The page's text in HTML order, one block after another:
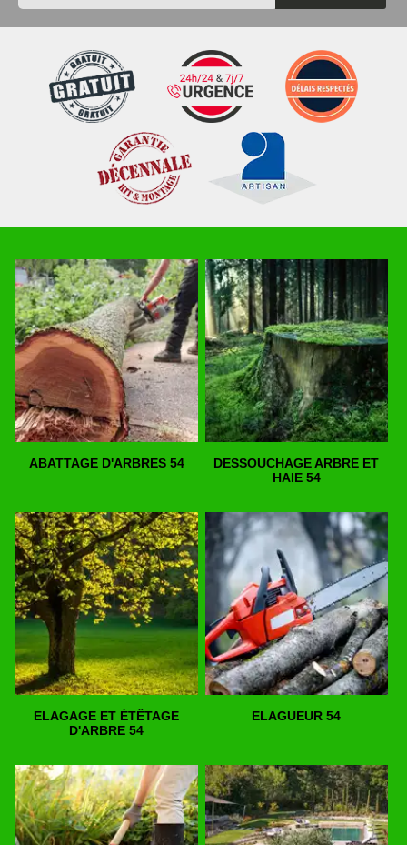
ABATTAGE D'ARBRES 54
DESSOUCHAGE ARBRE ET
HAIE 54
ELAGAGE ET ÉTÊTAGE
D'ARBRE 54
ELAGUEUR 54